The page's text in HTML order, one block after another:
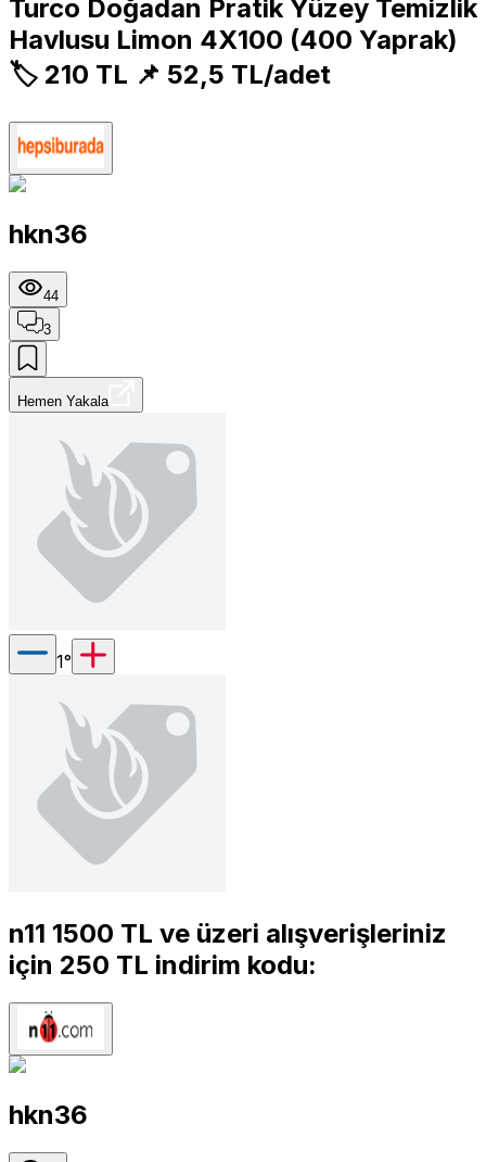
Turco Doğadan Pratik Yüzey Temizlik
Havlusu Limon 4X100 (400 Yaprak)
🏷️ 210 TL 📌 52,5 TL/adet
hkn36
44
3
Hemen Yakala
1°
n11 1500 TL ve üzeri alışverişleriniz
için 250 TL indirim kodu:
hkn36